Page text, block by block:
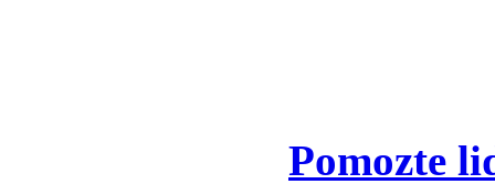
Pomozte